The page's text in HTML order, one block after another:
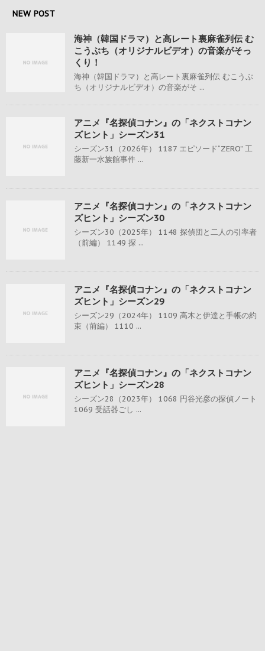
NEW POST
海神（韓国ドラマ）と高レート裏麻雀列伝 む
こうぶち（オリジナルビデオ）の音楽がそっ
くり！
海神（韓国ドラマ）と高レート裏麻雀列伝 むこうぶ
ち（オリジナルビデオ）の音楽がそ ...
アニメ『名探偵コナン』の「ネクストコナン
ズヒント」シーズン31
シーズン31（2026年） 1187 エピソード“ZERO” 工
藤新一水族館事件 ...
アニメ『名探偵コナン』の「ネクストコナン
ズヒント」シーズン30
シーズン30（2025年） 1148 探偵団と二人の引率者
（前編） 1149 探 ...
アニメ『名探偵コナン』の「ネクストコナン
ズヒント」シーズン29
シーズン29（2024年） 1109 高木と伊達と手帳の約
束（前編） 1110 ...
アニメ『名探偵コナン』の「ネクストコナン
ズヒント」シーズン28
シーズン28（2023年） 1068 円谷光彦の探偵ノート
1069 受話器ごし ...